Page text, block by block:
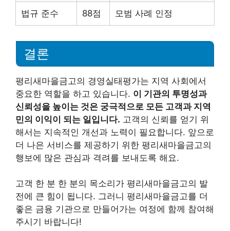
법규 준수 88점 모범 사례 인정
결론
평리새마을금고의 경영실태평가는 지역 사회에서
중요한 역할을 하고 있습니다. 이 기관의 투명성과
신뢰성을 높이는 것은 궁극적으로 모든 고객과 지역
민의 이익이 되는 일입니다. 고객의 신뢰를 얻기 위
해서는 지속적인 개선과 노력이 필요합니다. 앞으로
더 나은 서비스를 제공하기 위한 평리새마을금고의
행보에 많은 관심과 격려를 보내도록 해요.
고객 한 분 한 분의 목소리가 평리새마을금고의 발
전에 큰 힘이 됩니다. 그러니 평리새마을금고를 더
좋은 금융 기관으로 만들어가는 여정에 함께 참여해
주시기 바랍니다!